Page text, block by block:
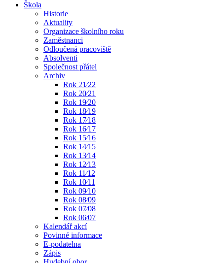
Škola
Historie
Aktuality
Organizace školního roku
Zaměstnanci
Odloučená pracoviště
Absolventi
Společnost přátel
Archiv
Rok 21⁄22
Rok 20⁄21
Rok 19⁄20
Rok 18⁄19
Rok 17⁄18
Rok 16⁄17
Rok 15⁄16
Rok 14⁄15
Rok 13⁄14
Rok 12⁄13
Rok 11⁄12
Rok 10⁄11
Rok 09⁄10
Rok 08⁄09
Rok 07⁄08
Rok 06⁄07
Kalendář akcí
Povinné informace
E-podatelna
Zápis